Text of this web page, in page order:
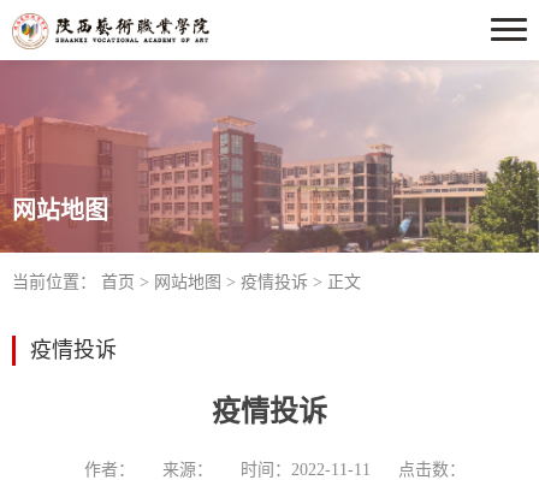
网站地图
当前位置： 首页 > 网站地图 > 疫情投诉 > 正文
疫情投诉
疫情投诉
作者： 来源： 时间：2022-11-11
点击数：